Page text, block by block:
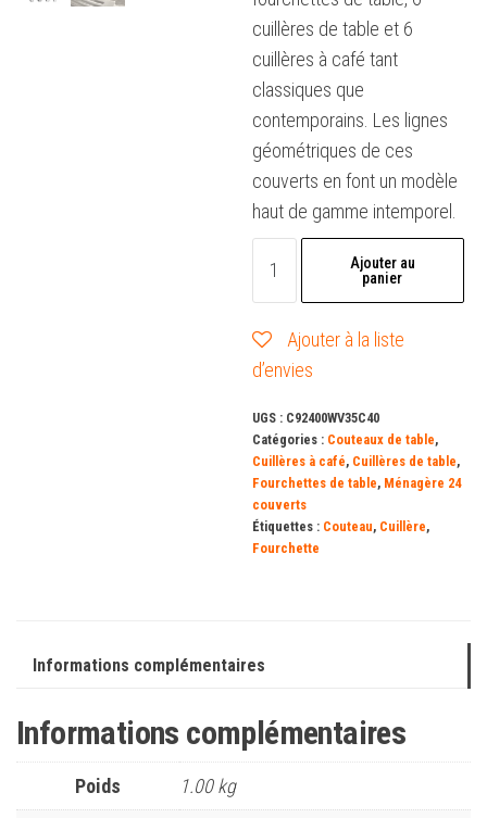
cuillères de table et 6
cuillères à café tant
classiques que
contemporains. Les lignes
géométriques de ces
couverts en font un modèle
haut de gamme intemporel.
24
pièces
Millenium
Ajouter au
panier
Ajouter à la liste
d’envies
UGS : C92400WV35C40
Catégories : Couteaux de table,
Cuillères à café, Cuillères de table,
Fourchettes de table, Ménagère 24
couverts
Étiquettes : Couteau, Cuillère,
Fourchette
Informations complémentaires
Informations complémentaires
Poids 1.00 kg